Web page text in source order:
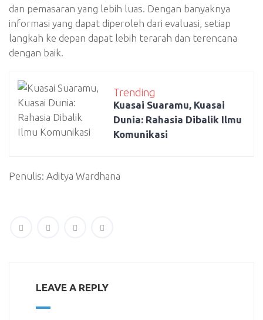
dan pemasaran yang lebih luas. Dengan banyaknya
informasi yang dapat diperoleh dari evaluasi, setiap
langkah ke depan dapat lebih terarah dan terencana
dengan baik.
Trending
Kuasai Suaramu, Kuasai
Dunia: Rahasia Dibalik Ilmu
Komunikasi
Penulis: Aditya Wardhana
LEAVE A REPLY